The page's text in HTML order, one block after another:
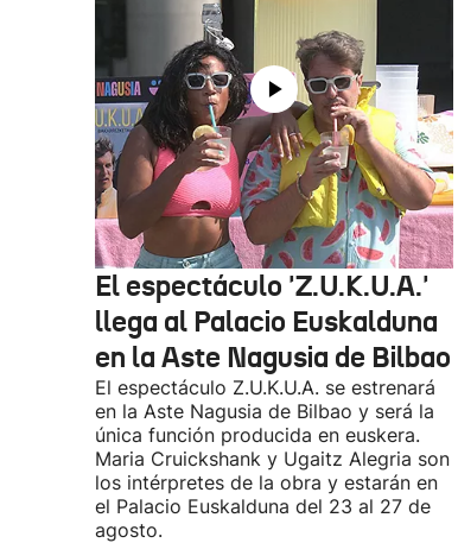
El espectáculo 'Z.U.K.U.A.'
llega al Palacio Euskalduna
en la Aste Nagusia de Bilbao
El espectáculo Z.U.K.U.A. se estrenará
en la Aste Nagusia de Bilbao y será la
única función producida en euskera.
Maria Cruickshank y Ugaitz Alegria son
los intérpretes de la obra y estarán en
el Palacio Euskalduna del 23 al 27 de
agosto.